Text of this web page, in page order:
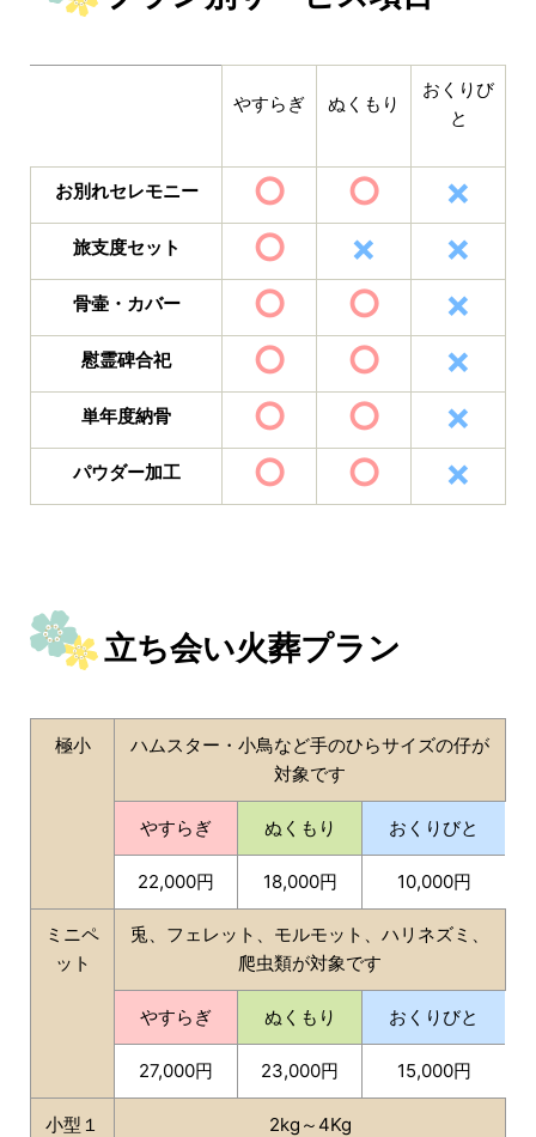
やすらぎ ぬくもり
おくりび
と
お別れセレモニー ○ ○ ×
旅支度セット ○ × ×
骨壷・カバー ○ ○ ×
慰霊碑合祀 ○ ○ ×
単年度納骨 ○ ○ ×
パウダー加工 ○ ○ ×
立ち会い火葬プラン
極小
ハムスター・小鳥など手のひらサイズの仔が
対象です
やすらぎ ぬくもり おくりびと
22,000円 18,000円 10,000円
ミニペ
ット
兎、フェレット、モルモット、ハリネズミ、
爬虫類が対象です
やすらぎ ぬくもり おくりびと
27,000円 23,000円 15,000円
小型１
2kg～4Kg